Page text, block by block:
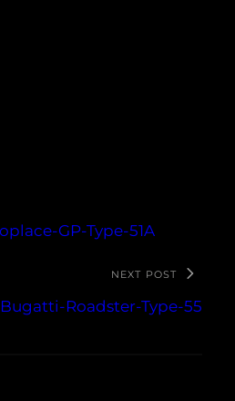
GP-Type-51A
NEXT POST
Bugatti-Roadster-Type-55